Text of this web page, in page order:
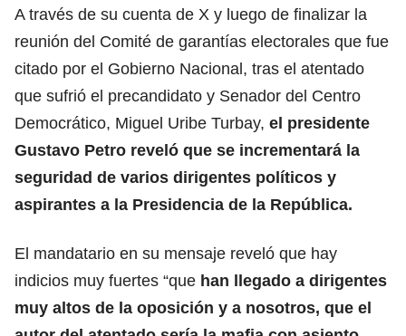
A través de su cuenta de X y luego de finalizar la
reunión del Comité de garantías electorales que fue
citado por el Gobierno Nacional, tras el atentado
que sufrió el precandidato y Senador del Centro
Democrático, Miguel Uribe Turbay, el presidente
Gustavo Petro reveló que se incrementará la
seguridad de varios dirigentes políticos y
aspirantes a la Presidencia de la República.
El mandatario en su mensaje reveló que hay
indicios muy fuertes “que han llegado a dirigentes
muy altos de la oposición y a nosotros, que el